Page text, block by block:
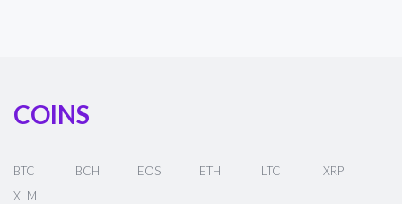
COINS
BTC BCH EOS ETH LTC
XRP
XLM